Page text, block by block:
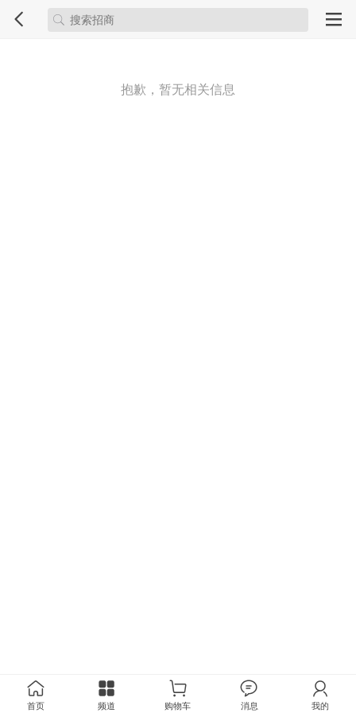
抱歉，暂无相关信息
首页 频道 购物车 消息 我的